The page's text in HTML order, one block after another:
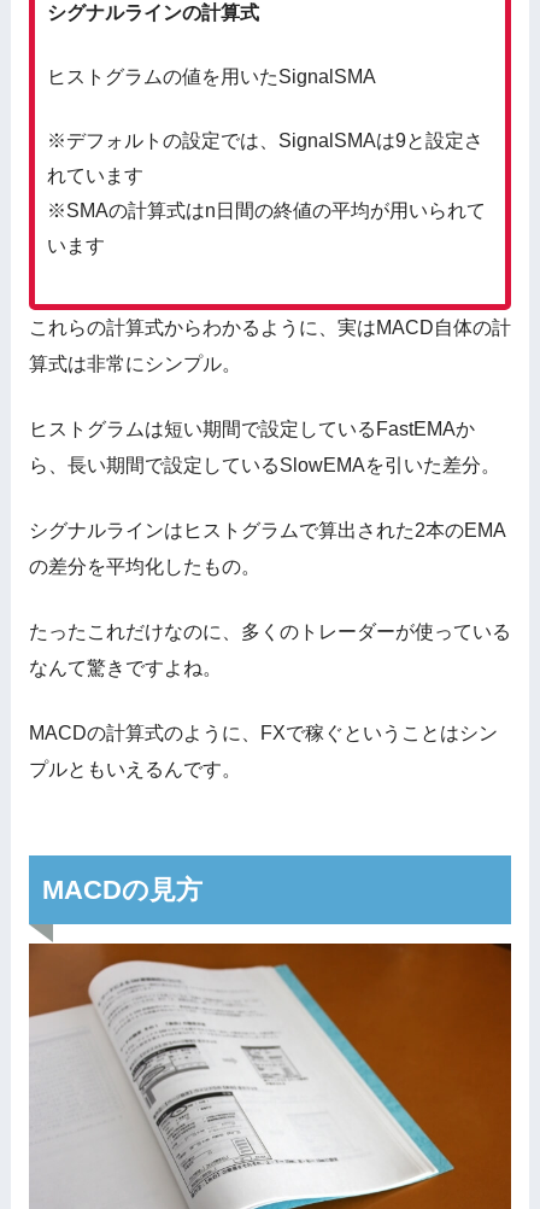
シグナルラインの計算式
ヒストグラムの値を用いたSignalSMA
※デフォルトの設定では、SignalSMAは9と設定さ
れています
※SMAの計算式はn日間の終値の平均が用いられて
います
これらの計算式からわかるように、実はMACD自体の計
算式は非常にシンプル。
ヒストグラムは短い期間で設定しているFastEMAか
ら、長い期間で設定しているSlowEMAを引いた差分。
シグナルラインはヒストグラムで算出された2本のEMA
の差分を平均化したもの。
たったこれだけなのに、多くのトレーダーが使っている
なんて驚きですよね。
MACDの計算式のように、FXで稼ぐということはシン
プルともいえるんです。
MACDの見方